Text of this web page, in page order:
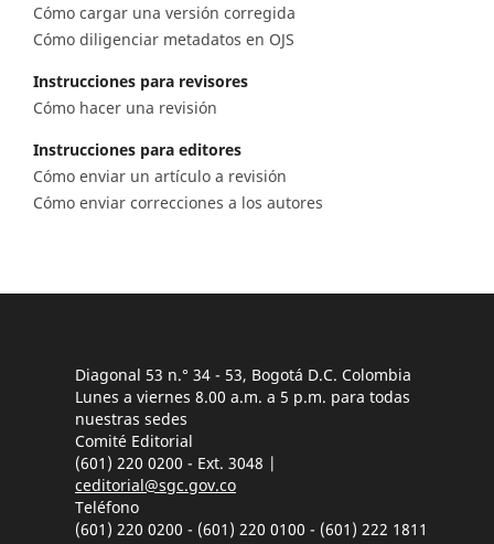
Cómo cargar una versión corregida
Cómo diligenciar metadatos en OJS
Instrucciones para revisores
Cómo hacer una revisión
Instrucciones para editores
Cómo enviar un artículo a revisión
Cómo enviar correcciones a los autores
Diagonal 53 n.° 34 - 53, Bogotá D.C. Colombia
Lunes a viernes 8.00 a.m. a 5 p.m. para todas
nuestras sedes
Comité Editorial
(601) 220 0200 - Ext. 3048 |
ceditorial@sgc.gov.co
Teléfono
(601) 220 0200 - (601) 220 0100 - (601) 222 1811